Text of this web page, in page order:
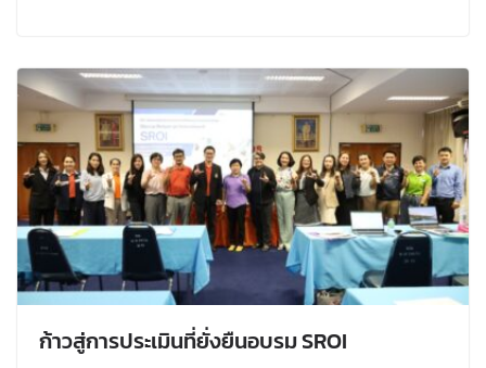
ก้าวสู่การประเมินที่ยั่งยืนอบรม SROI